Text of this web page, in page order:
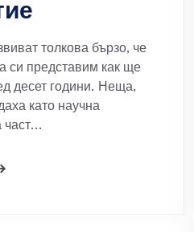
толкова бързо, че
си представим как ще
десет години. Неща,
като научна
част...